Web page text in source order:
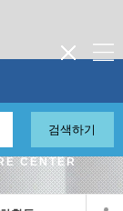
검색하기
JEONJU
CENTER